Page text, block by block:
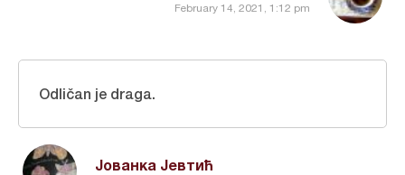
February 14, 2021, 1:12 pm
Јованка Јевтић
Odličan je draga.